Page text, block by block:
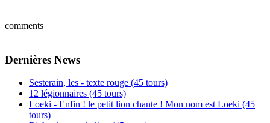
comments
Dernières News
Sesterain, les - texte rouge (45 tours)
12 légionnaires (45 tours)
Loeki - Enfin ! le petit lion chante ! Mon nom est Loeki (45
tours)